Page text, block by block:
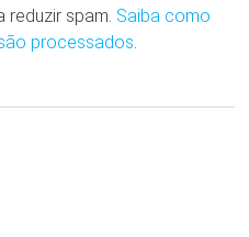
reduzir spam. Saiba como
processados